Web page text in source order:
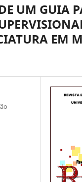
UM GUIA
EM